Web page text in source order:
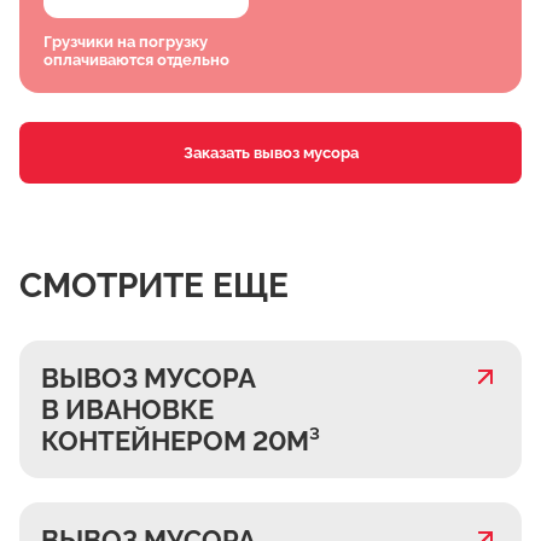
Грузчики на погрузку
оплачиваются отдельно
Заказать вывоз мусора
СМОТРИТЕ ЕЩЕ
ВЫВОЗ МУСОРА
В ИВАНОВКЕ
КОНТЕЙНЕРОМ 20М³